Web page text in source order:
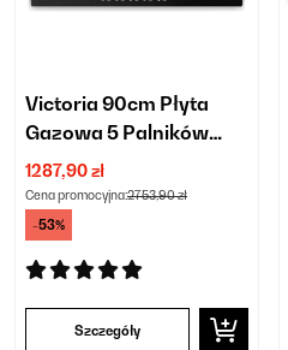
Victoria 90cm Płyta
Gazowa 5 Palników
Czarny
1287,90 zł
Cena promocyjna:2753,90 zł
-53%
Szczegóły